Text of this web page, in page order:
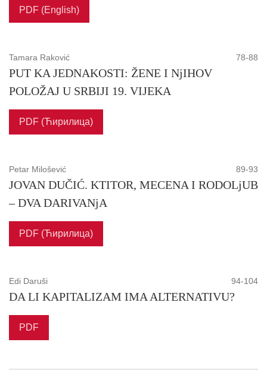
PDF (English)
Tamara Raković 78-88
PUT KA JEDNAKOSTI: ŽENE I NjIHOV
POLOŽAJ U SRBIJI 19. VIJEKA
PDF (Ћирилица)
Petar Milošević 89-93
JOVAN DUČIĆ. KTITOR, MECENA I RODOLjUB
– DVA DARIVANjA
PDF (Ћирилица)
Edi Daruši 94-104
DA LI KAPITALIZAM IMA ALTERNATIVU?
PDF